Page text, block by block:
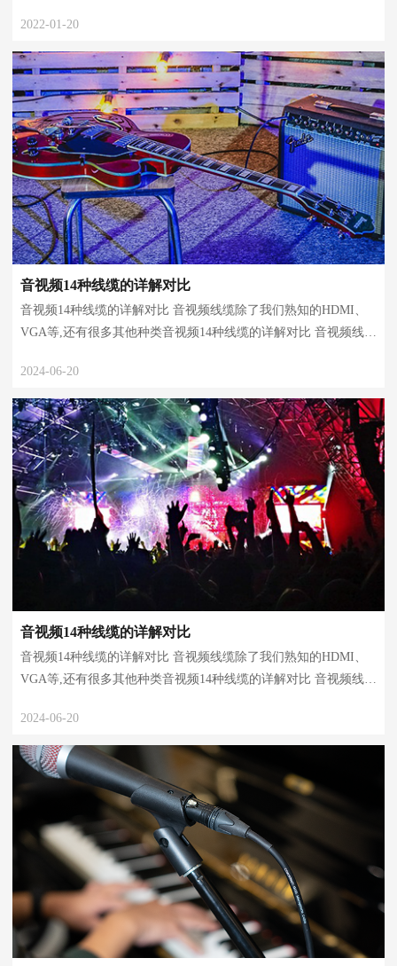
2022-01-20
音视频14种线缆的详解对比
音视频14种线缆的详解对比 音视频线缆除了我们熟知的HDMI、
VGA等,还有很多其他种类音视频14种线缆的详解对比 音视频线缆
缆的详解对比 音视频线缆除了我们熟知...
2024-06-20
音视频14种线缆的详解对比
音视频14种线缆的详解对比 音视频线缆除了我们熟知的HDMI、
VGA等,还有很多其他种类音视频14种线缆的详解对比 音视频线缆
缆的详解对比 音视频线缆除了我们熟知...
2024-06-20